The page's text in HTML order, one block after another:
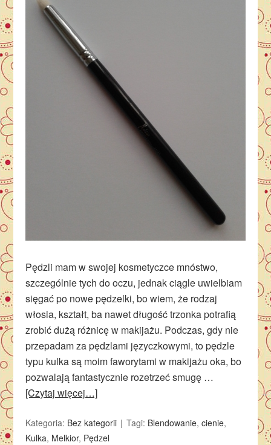
Pędzli mam w swojej kosmetyczce mnóstwo,
szczególnie tych do oczu, jednak ciągle uwielbiam
sięgać po nowe pędzelki, bo wiem, że rodzaj
włosia, kształt, ba nawet długość trzonka potrafią
zrobić dużą różnicę w makijażu. Podczas, gdy nie
przepadam za pędzlami języczkowymi, to pędzle
typu kulka są moim faworytami w makijażu oka, bo
pozwalają fantastycznie rozetrzeć smugę …
[Czytaj więcej…]
Kategoria: Bez kategorii Tagi: Blendowanie,cienie,
Kulka, Melkior, Pędzel